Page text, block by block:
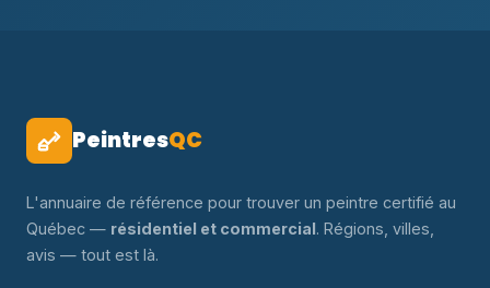
PeintresQC
L'annuaire de référence pour trouver un peintre certifié au
Québec — résidentiel et commercial. Régions, villes,
avis — tout est là.